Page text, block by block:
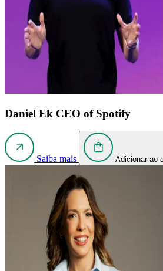
Daniel Ek CEO of Spotify
Saiba mais Adicionar ao